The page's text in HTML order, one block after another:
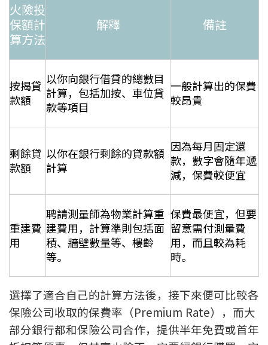
火險投
保額計
算方法
解釋 備註
按揭貸
款額
以你向銀行借貸的總數目
計算，包括加按、車位貸
款等項目
一般計算出的保費
較昂貴
剩餘貸
款額
以你在銀行剩餘的貸款額
計算
因為每月固定還
款，數字會隨年遞
減，保費較便宜
重建費
用
聘請測量師為物業計算重
建費用，計算準則包括面
積、牆壁數量等、樓齡
等。
保費最便宜，但要
留意需付測量費
用，而且較為耗
時。
選擇了適合自己的計算方法後，接下來便可比較各
保險公司收取的保費率（Premium Rate），而大
部分銀行都和保險公司合作，提供半年免費或首年